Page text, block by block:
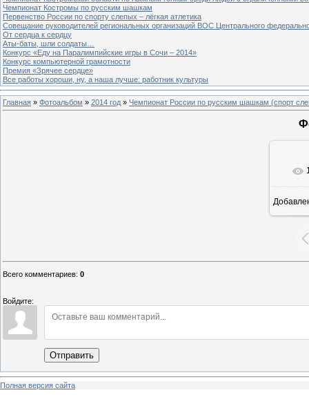
Чемпионат Костромы по русским шашкам
Первенство России по спорту слепых – лёгкая атлетика
Совещание руководителей региональных организаций ВОС Центрального
От сердца к сердцу
Аты-баты, шли солдаты…
Конкурс «Еду на Паралимпийские игры в Сочи – 2014»
Конкурс компьютерной грамотности
Премия «Зрячее сердце»
Все работы хороши, ну, а наша лучше: работник культуры
Главная » Фотоальбом » 2014 год » Чемпионат России по русским шашкам (спорт
Всего комментариев: 0
Войдите:
Отправить
Полная версия сайта